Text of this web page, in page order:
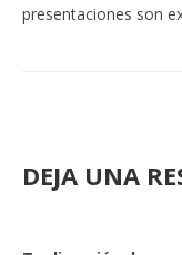
presentaciones son
DEJA UNA